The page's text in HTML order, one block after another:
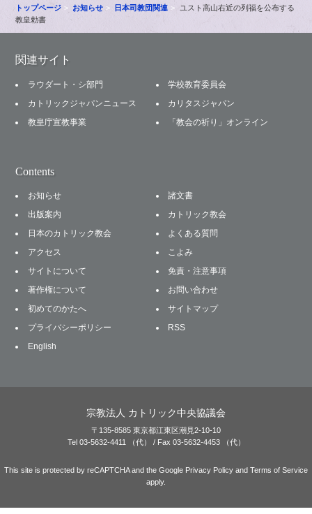
トップページ お知らせ 日本司教団関連
ユスト高山右近の列福を公布する
教皇勅書
関連サイト
ラウダート・シ部門
学校教育委員会
カトリックジャパンニュース
カリタスジャパン
教皇庁宣教事業
「教会の祈り」オンライン
Contents
お知らせ
諸文書
出版案内
カトリック教会
日本のカトリック教会
よくある質問
アクセス
こよみ
サイトについて
免責・注意事項
著作権について
お問い合わせ
初めてのかたへ
サイトマップ
プライバシーポリシー
RSS
English
宗教法人 カトリック中央協議会
〒135-8585 東京都江東区潮見2-10-10
Tel 03-5632-4411 （代） / Fax 03-5632-4453 （代）
This site is protected by reCAPTCHA and the Google Privacy Policy and Terms of Service
apply.